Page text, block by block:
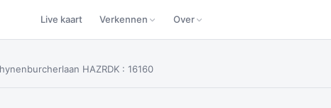
Live kaart Verkennen Over
HAZRDK : 16160